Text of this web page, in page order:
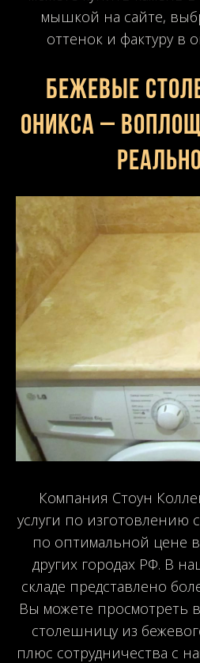
мышкой на сайте,
оттенок и фактуру в
Бежевые
оникса –
Компания Стоун
услуги по изготовлению
по оптимальной цене
других городах РФ. В
складе представлено
Вы можете просмотреть
столешницу из
плюс сотрудничества с